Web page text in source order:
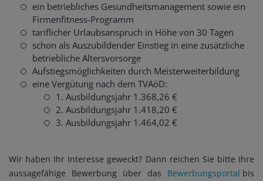
ein betriebliches Gesundheitsmanagement sowie ein
Firmenfitness-Programm
tariflicher Urlaubsanspruch in Höhe von 30 Tagen
schon als Auszubildender Einstieg in eine zusätzliche
betriebliche Altersvorsorge
Aufstiegsmöglichkeiten durch Meisterweiterbildung
eine Vergütung nach dem TVAöD:
1. Ausbildungsjahr 1.368,26 €
2. Ausbildungsjahr 1.418,20 €
3. Ausbildungsjahr 1.464,02 €
Wir haben Ihr Interesse geweckt? Dann reichen Sie bitte Ihre
aussagefähige Bewerbung über das Bewerbungsportal bis